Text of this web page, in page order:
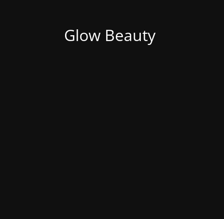
Glow Beauty